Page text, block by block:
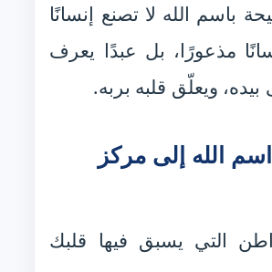
باسم الله لا تصنع إنسانًا
مذعورًا، بل عبدًا يعرف
ويعلّق قلبه بربه.
الله إلى مركز
التي يسبق فيها قلبك